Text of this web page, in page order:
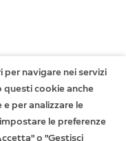
navigare nei servizi
questi cookie anche
per analizzare le
le preferenze
o "Gestisci